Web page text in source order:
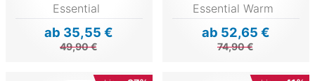
Essential
ab 35,55 €
49,90 €
Essential Warm
ab 52,65 €
74,90 €